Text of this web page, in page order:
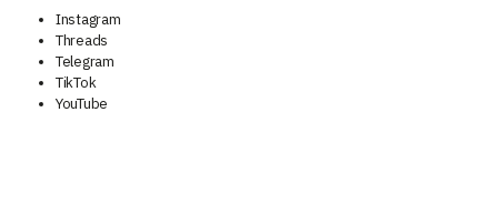
Instagram
Threads
Telegram
TikTok
YouTube